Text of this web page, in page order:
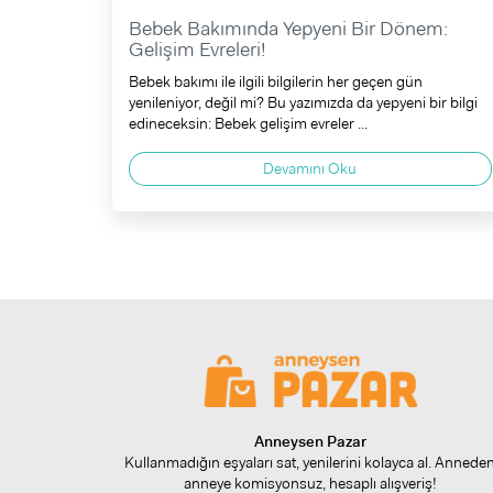
Bebek Bakımında Yepyeni Bir Dönem:
Gelişim Evreleri!
Bebek bakımı ile ilgili bilgilerin her geçen gün
yenileniyor, değil mi? Bu yazımızda da yepyeni bir bilgi
edineceksin: Bebek gelişim evreler ...
Devamını Oku
Anneysen Pazar
Kullanmadığın eşyaları sat, yenilerini kolayca al.
anneye komisyonsuz, hesaplı alışveriş!